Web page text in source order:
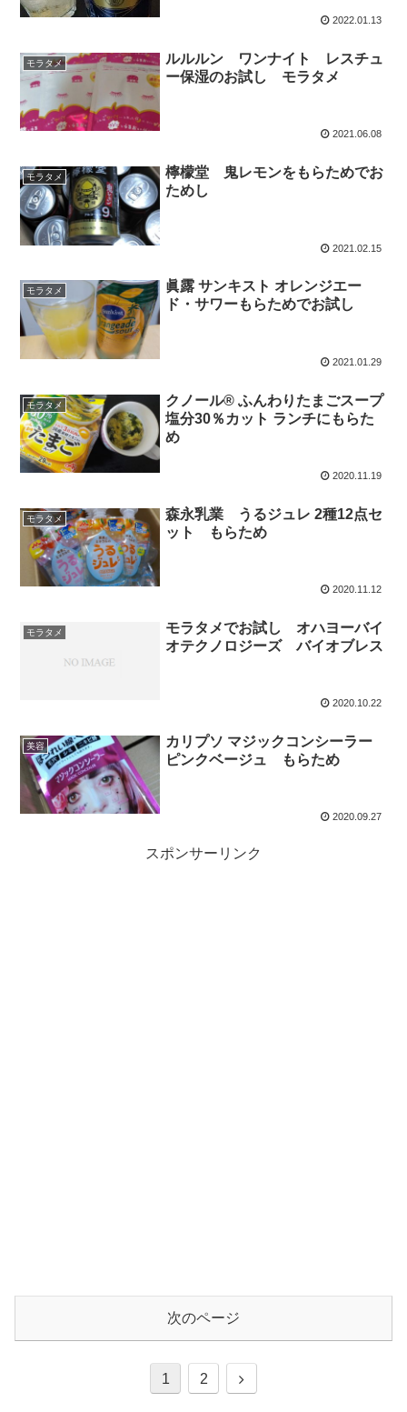
2022.01.13
モラタメ
ルルルン ワンナイト レスチュ
ー保湿のお試し モラタメ
2021.06.08
モラタメ
檸檬堂 鬼レモンをもらためでお
ためし
2021.02.15
モラタメ
眞露 サンキスト オレンジエー
ド・サワーもらためでお試し
2021.01.29
モラタメ
クノール® ふんわりたまごスープ
塩分30％カット ランチにもらた
め
2020.11.19
モラタメ
森永乳業 うるジュレ 2種12点セ
ット もらため
2020.11.12
モラタメ
モラタメでお試し オハヨーバイ
オテクノロジーズ バイオブレス
2020.10.22
美容
カリプソ マジックコンシーラー
ピンクベージュ もらため
2020.09.27
スポンサーリンク
次のページ
1 2